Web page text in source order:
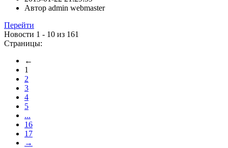
Автор admin webmaster
Перейти
Новости 1 - 10 из 161
Страницы:
←
1
2
3
4
5
...
16
17
→